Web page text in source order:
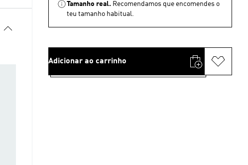
Tamanho real. Recomendamos que encomendes o
teu tamanho habitual.
Adicionar ao carrinho